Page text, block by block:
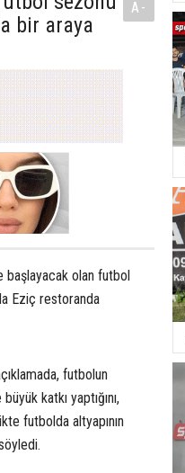
bir araya
A-
başlayacak olan futbol
Eziç restoranda
futbolun
katkı yaptığını,
futbolda altyapının